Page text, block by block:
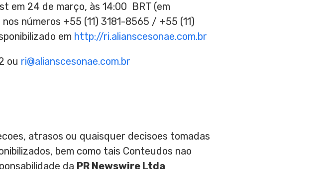
em 24 de março, às 14:00 BRT (em
números +55 (11) 3181-8565 / +55 (11)
em http://ri.alianscesonae.com.br
ou ri@alianscesonae.com.br
atrasos ou quaisquer decisoes tomadas
bem como tais Conteudos nao
da PR Newswire Ltda